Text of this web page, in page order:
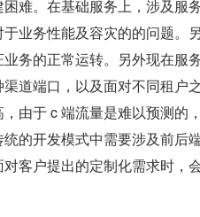
难。在基础服务上，涉及服
业务性能及容灾的的问题。
务的正常运转。另外现在服
道端口，以及面对不同租户
由于 c 端流量是难以预测的
的开发模式中需要涉及前后
客户提出的定制化需求时，